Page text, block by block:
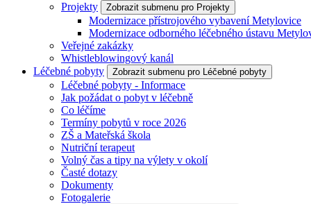
Projekty
Zobrazit submenu pro Projekty
Modernizace přístrojového vybavení Metylovice
Modernizace odborného léčebného ústavu
Veřejné zakázky
Whistleblowingový kanál
Léčebné pobyty
Zobrazit submenu pro Léčebné pobyty
Léčebné pobyty - Informace
Jak požádat o pobyt v léčebně
Co léčíme
Termíny pobytů v roce 2026
ZŠ a Mateřská škola
Nutriční terapeut
Volný čas a tipy na výlety v okolí
Časté dotazy
Dokumenty
Fotogalerie